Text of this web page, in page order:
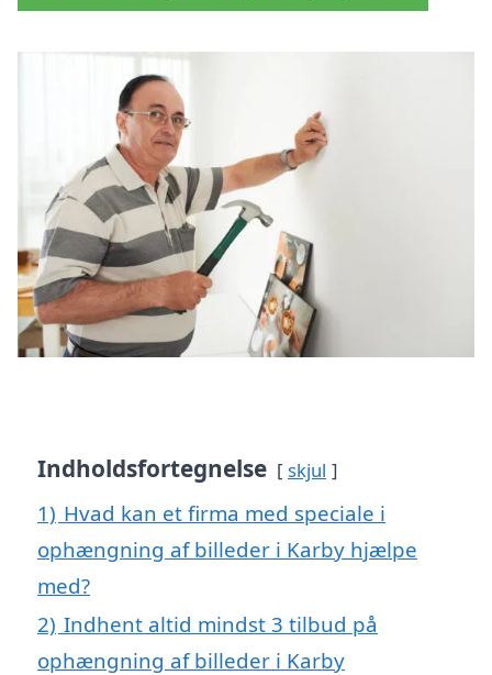
Indholdsfortegnelse skjul
1) Hvad kan et firma med speciale i
ophængning af billeder i Karby hjælpe
med?
2) Indhent altid mindst 3 tilbud på
ophængning af billeder i Karby